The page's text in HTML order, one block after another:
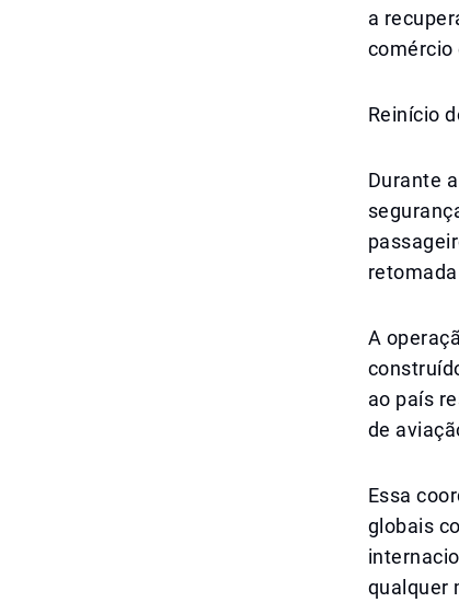
a
comércio
Reinício
Durante
A
ao país
de
Essa
globais
qualquer